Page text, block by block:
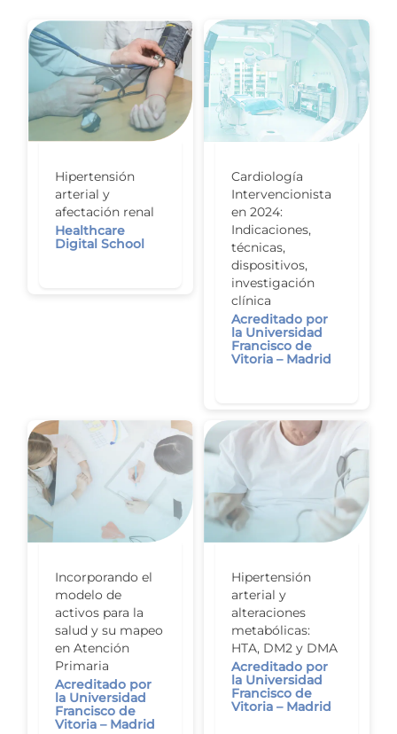
Hipertensión
arterial y
afectación renal
Healthcare
Digital School
Cardiología
Intervencionista
en 2024:
Indicaciones,
técnicas,
dispositivos,
investigación
clínica
Acreditado por
la Universidad
Francisco de
Vitoria – Madrid
Incorporando el
modelo de
activos para la
salud y su mapeo
en Atención
Primaria
Acreditado por
la Universidad
Francisco de
Vitoria – Madrid
Hipertensión
arterial y
alteraciones
metabólicas:
HTA, DM2 y DMA
Acreditado por
la Universidad
Francisco de
Vitoria – Madrid